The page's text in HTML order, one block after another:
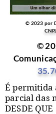
© 2023 por
©
É permitida
parcial das
DESDE